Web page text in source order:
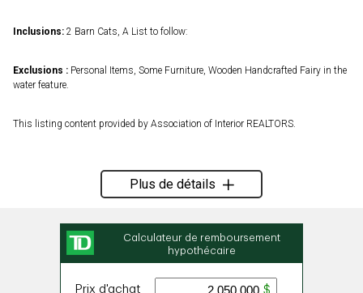
Inclusions: 2 Barn Cats, A List to follow:
Exclusions : Personal Items, Some Furniture, Wooden Handcrafted Fairy in the
water feature.
This listing content provided by Association of Interior REALTORS.
Plus de détails